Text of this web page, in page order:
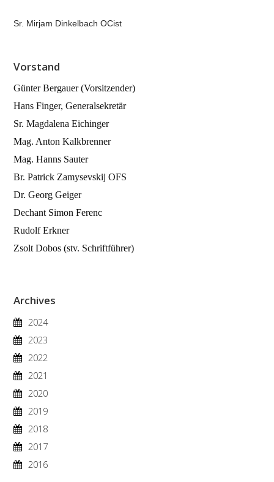
Sr. Mirjam Dinkelbach OCist
Vorstand
Günter Bergauer (Vorsitzender)
Hans Finger, Generalsekretär
Sr. Magdalena Eichinger
Mag. Anton Kalkbrenner
Mag. Hanns Sauter
Br. Patrick Zamysevskij OFS
Dr. Georg Geiger
Dechant Simon Ferenc
Rudolf Erkner
Zsolt Dobos (stv. Schriftführer)
Archives
2024
2023
2022
2021
2020
2019
2018
2017
2016